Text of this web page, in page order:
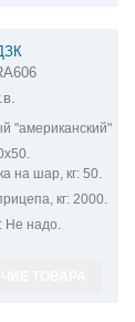
ACTYON
"американский"
на шар, кг:50.
кг:2000.
Не надо.